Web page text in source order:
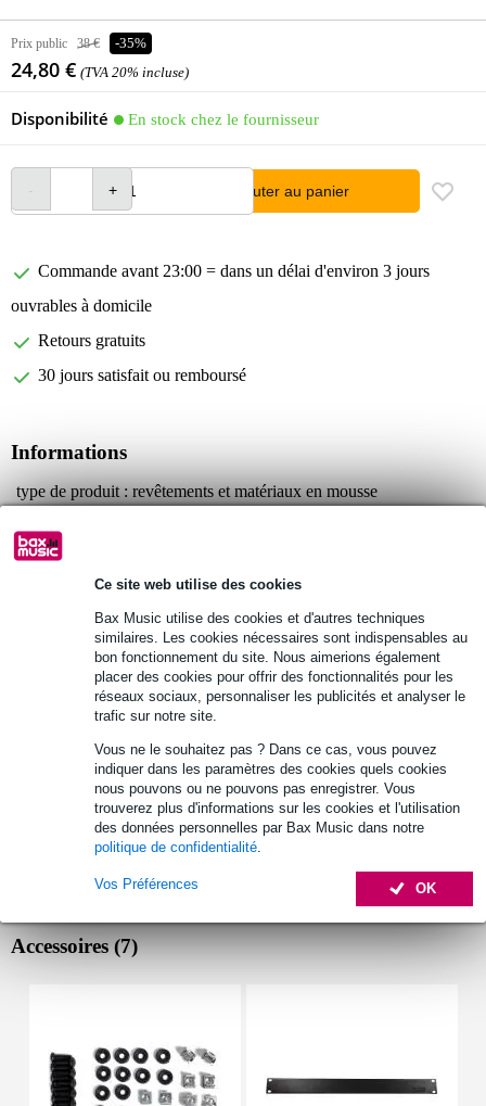
Ce site web utilise des cookies
Bax Music utilise des cookies et d'autres techniques
similaires. Les cookies nécessaires sont indispensables au
bon fonctionnement du site. Nous aimerions également
placer des cookies pour offrir des fonctionnalités pour les
réseaux sociaux, personnaliser les publicités et analyser le
trafic sur notre site.
Vous ne le souhaitez pas ? Dans ce cas, vous pouvez
indiquer dans les paramètres des cookies quels cookies
nous pouvons ou ne pouvons pas enregistrer. Vous
trouverez plus d'informations sur les cookies et l'utilisation
des données personnelles par Bax Music dans notre
politique de confidentialité.
OK
Vos Préférences
Prix public 38 € -35%
24,80 € (TVA 20% incluse)
Disponibilité En stock chez le fournisseur
Ajouter au panier
Commande avant 23:00 = dans un délai d'environ 3 jours
ouvrables à domicile
Retours gratuits
30 jours satisfait ou remboursé
Informations
type de produit : revêtements et matériaux en mousse
couleur : gris foncé
Afficher toutes les caractéristiques du produit
Autres variantes (1)
Accessoires (7)